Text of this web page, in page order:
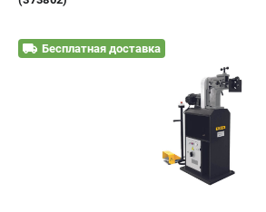
ВХОД ИЛИ РЕГИСТРАЦИЯ
Бесплатная доставка